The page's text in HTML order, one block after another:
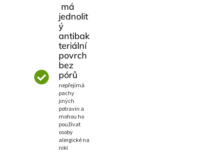
má
jednolit
ý
antibak
teriální
povrch
bez
pórů
nepřejímá
pachy
jiných
potravin a
mohou ho
používat
osoby
alergické na
nikl